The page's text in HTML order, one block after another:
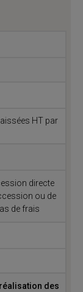
HT par
directe
ou de
de frais
des